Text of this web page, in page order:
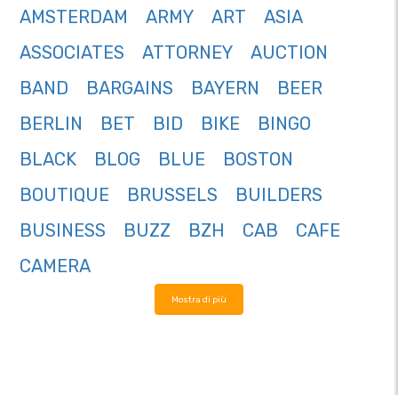
AMSTERDAM
ARMY ART
ASIA
ASSOCIATES
ATTORNEY
AUCTION
BAND
BARGAINS BAYERN
BEER
BERLIN
BET BID BIKE
BINGO
BLACK
BLOG BLUE
BOSTON
BOUTIQUE
BRUSSELS
BUILDERS
BUSINESS
BUZZ BZH CAB
CAFE
CAMERA
Mostra di più